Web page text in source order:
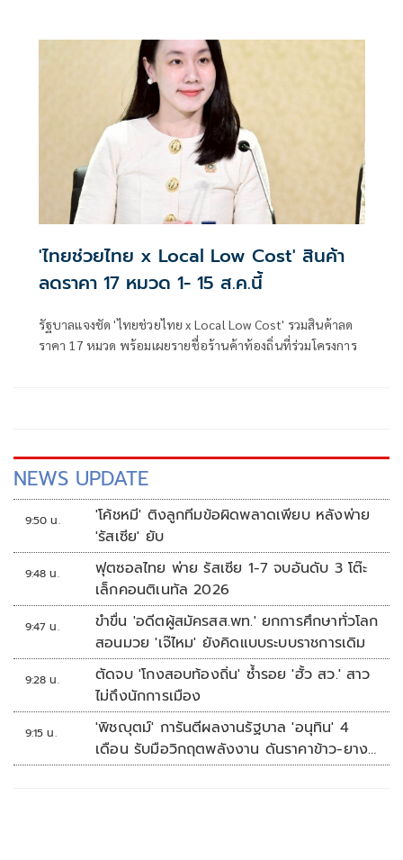
'ไทยช่วยไทย x Local Low Cost' สินค้า
ลดราคา 17 หมวด 1- 15 ส.ค.นี้
รัฐบาลแจงชัด 'ไทยช่วยไทย x Local Low Cost' รวมสินค้าลด
ราคา 17 หมวด พร้อมเผยรายชื่อร้านค้าท้องถิ่นที่ร่วมโครงการ
NEWS UPDATE
9:50 น.
'โค้ชหมี' ติงลูกทีมข้อผิดพลาดเพียบ หลังพ่าย
'รัสเซีย' ยับ
9:48 น.
ฟุตซอลไทย พ่าย รัสเซีย 1-7 จบอันดับ 3 โต๊ะ
เล็กคอนติเนทัล 2026
9:47 น.
ขำขื่น 'อดีตผู้สมัครสส.พท.' ยกการศึกษาทั่วโลก
สอนมวย 'เจ๊ไหม' ยังคิดแบบระบบราชการเดิม
9:28 น.
ตัดจบ 'โกงสอบท้องถิ่น' ซ้ำรอย 'ฮั้ว สว.' สาว
ไม่ถึงนักการเมือง
9:15 น.
'พิชญุตม์' การันตีผลงานรัฐบาล 'อนุทิน' 4
เดือน รับมือวิกฤตพลังงาน ดันราคาข้าว-ยาง-
ปาล์ม พุ่งต่อเนื่อง พร้อมอัดมาตรการช่วยลด